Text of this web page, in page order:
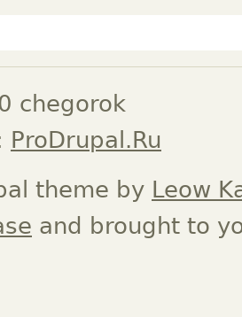
chegorok
ProDrupal.Ru
theme by Leow
and brought to